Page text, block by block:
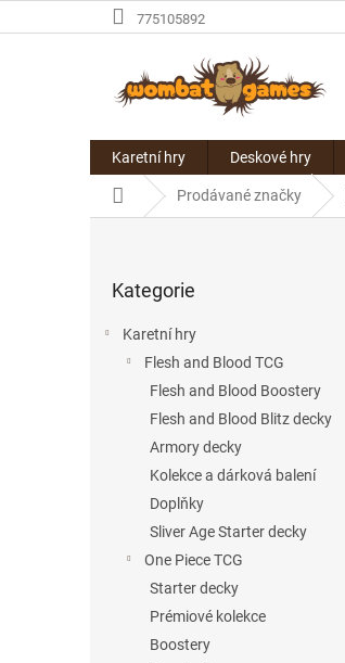
na
775105892
Karetní hry Deskové hry
Domů Prodávané značky
kategorie
Kategorie
Karetní hry
Flesh and Blood TCG
Flesh and Blood Boostery
Flesh and Blood Blitz decky
Armory decky
Kolekce a dárková balení
Doplňky
Sliver Age Starter decky
One Piece TCG
Starter decky
Prémiové kolekce
Boostery